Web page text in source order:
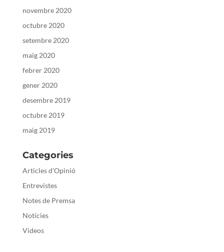
novembre 2020
octubre 2020
setembre 2020
maig 2020
febrer 2020
gener 2020
desembre 2019
octubre 2019
maig 2019
Categories
Articles d'Opinió
Entrevistes
Notes de Premsa
Notícies
Videos